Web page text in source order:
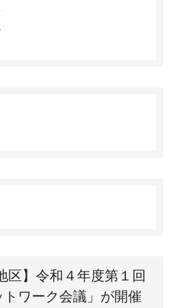
】令和４年度第１回
トワーク会議」が開催